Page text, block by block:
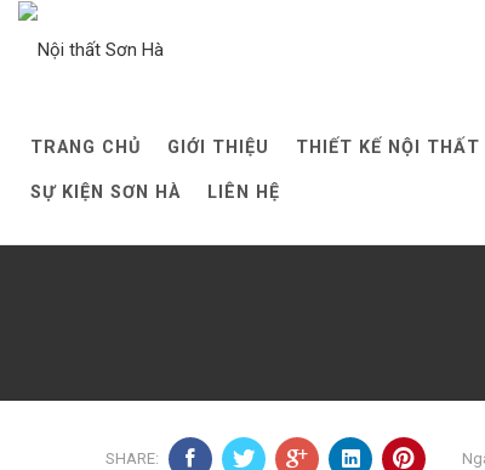
Skip
TRANG CHỦ GIỚI THIỆU THIẾT KẾ NỘI THẤT
SỰ KIỆN SƠN HÀ LIÊN HỆ
SHARE: